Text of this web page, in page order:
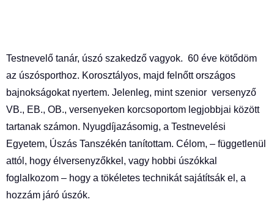
Testnevelő tanár, úszó szakedző vagyok. 60 éve kötődöm
az úszósporthoz. Korosztályos, majd felnőtt országos
bajnokságokat nyertem. Jelenleg, mint szenior versenyző
VB., EB., OB., versenyeken korcsoportom legjobbjai között
tartanak számon. Nyugdíjazásomig, a Testnevelési
Egyetem, Úszás Tanszékén tanítottam. Célom, – függetlenül
attól, hogy élversenyzőkkel, vagy hobbi úszókkal
foglalkozom – hogy a tökéletes technikát sajátítsák el, a
hozzám járó úszók.